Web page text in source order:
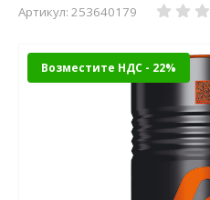
Артикул: 253640179
Возместите НДС - 22%